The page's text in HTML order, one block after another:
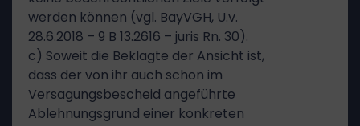
werden können (vgl. BayVGH, U.v.
28.6.2018 – 9 B 13.2616 – juris Rn. 30).
c) Soweit die Beklagte der Ansicht ist,
dass der von ihr auch schon im
Versagungsbescheid angeführte
Ablehnungsgrund einer konkreten